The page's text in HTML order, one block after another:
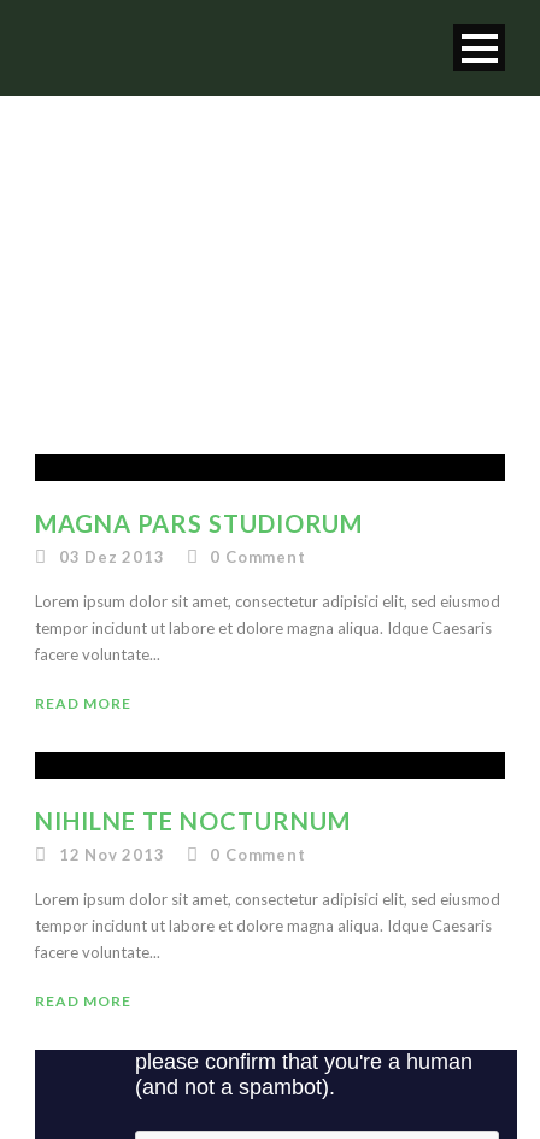
MAGNA PARS STUDIORUM
03 Dez 2013 0 Comment
Lorem ipsum dolor sit amet, consectetur adipisici elit, sed eiusmod
tempor incidunt ut labore et dolore magna aliqua. Idque Caesaris
facere voluntate...
READ MORE
NIHILNE TE NOCTURNUM
12 Nov 2013 0 Comment
Lorem ipsum dolor sit amet, consectetur adipisici elit, sed eiusmod
tempor incidunt ut labore et dolore magna aliqua. Idque Caesaris
facere voluntate...
READ MORE